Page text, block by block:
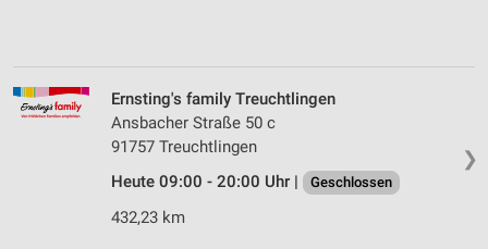
❯
Ernsting's family Treuchtlingen
Ansbacher Straße 50 c
91757 Treuchtlingen
Heute 09:00 - 20:00 Uhr |
Geschlossen
432,23 km